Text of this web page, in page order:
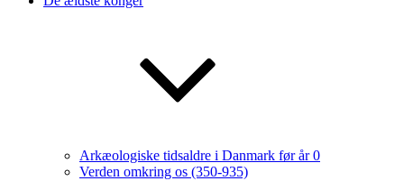
Arkæologiske tidsaldre i Danmark før år 0
Verden omkring os (350-935)